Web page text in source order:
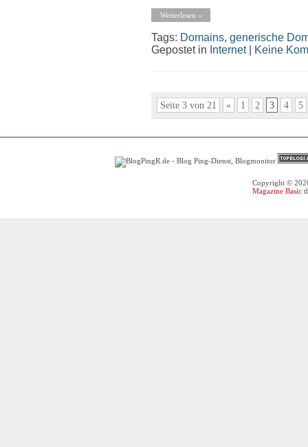
Weiterlesen »
Tags: Domains, generische
Gepostet in Internet| Keine
Seite 3 von 21 « 1 2 3 4 5
Copyright ©
Magazine Basic